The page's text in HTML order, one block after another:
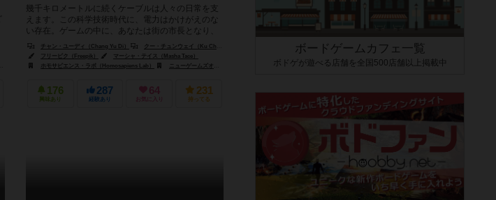
Saashi & Saashi
幾千キロメートルに続くケーブルは人々の日常を支
えます。この科学技術時代に、電力はかけがえのな
い存在。ゲームの中に、あなたは街の市長となり、
都市開発して、エネルギーを管理して、...
チャン・ユーディ（Chang Yu Di） クー・チュンウェイ（Ku Chun Wei）
ワン・リャン（Wang Liang）
フリーピク（Freepik）
マーシャ・テイス（Masha Tace）
ホモサピエンス・ラボ（Homosapiens Lab）
ニューゲームズオーダー（New Games Order, LLC）
176
興味あり
287
経験あり
64
お気に入り
231
持ってる
ボードゲームカフェ一覧
ボドゲが遊べる店舗を全国500店舗以上掲載中